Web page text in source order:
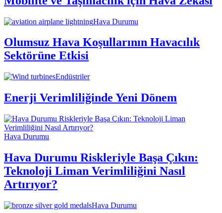
Hava Durumu
Olumsuz Hava Koşullarının Havacılık
Sektörüne Etkisi
Endüstriler
Enerji Verimliliğinde Yeni Dönem
Hava Durumu
Hava Durumu Riskleriyle Başa Çıkın:
Teknoloji Liman Verimliliğini Nasıl
Artırıyor?
Hava Durumu